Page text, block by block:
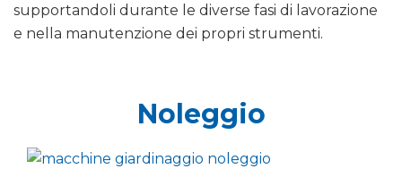
supportandoli durante le diverse fasi di lavorazione
e nella manutenzione dei propri strumenti.
Noleggio